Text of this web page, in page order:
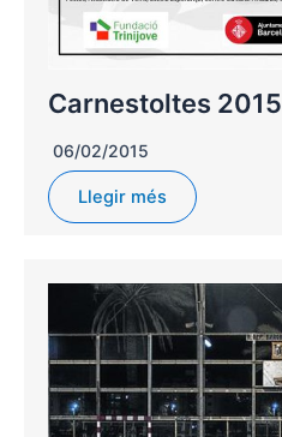
Carnestoltes 2015
06/02/2015
Llegir més